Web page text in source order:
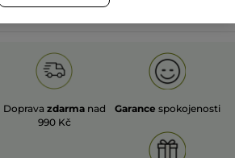
Doprava zdarma nad
990 Kč
Garance spokojenosti